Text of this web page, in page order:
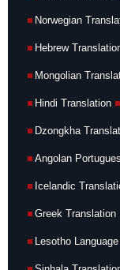
Norwegian
Hebrew
Mongolian
Hindi Translation
Dzongkha
Angolan
Icelandic
Greek Translation
Lesotho